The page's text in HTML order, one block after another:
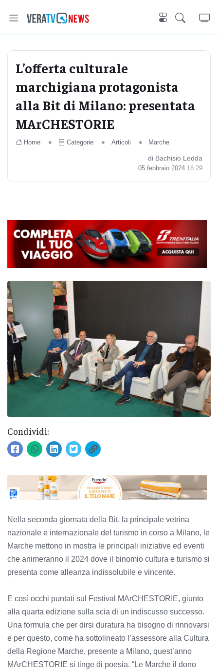
L’offerta culturale
marchigiana protagonista
alla Bit di Milano: presentata
MArCHESTORIE
Home Categorie Articoli Marche
di Bachisio Ledda
05 febbraio 2024 16:29
Condividi:
Nella seconda giornata della Bit, la principale vetrina
nazionale e internazionale del turismo in corso a Milano, le
Marche mettono in mostra le principali iniziative ed eventi
che animeranno il 2024 dove il binomio cultura e turismo si
presenta come alleanza indissolubile e vincente.
E così occhi puntati sul Festival MArCHESTORIE, giunto
alla quarta edizione sulla scia di un indiscusso successo.
Una formula che per dirsi duratura ha bisogno di rinnovarsi
e per questo, come ha sottolineato l’assessore alla Cultura
della Regione Marche, presente a Milano, quest’anno
MArCHESTORIE si tinge di poesia. “Le Marche il dono